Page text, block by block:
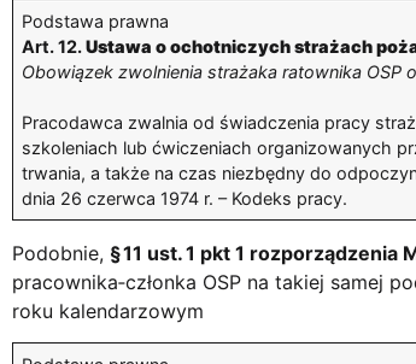
Podstawa prawna
Art. 12.Ustawa o ochotniczych strażach
Obowiązek zwolnienia strażaka ratownika OSP
Pracodawca zwalnia od świadczenia pracy
szkoleniach lub ćwiczeniach organizowanych
trwania, a także na czas niezbędny do
dnia 26 czerwca 1974 r. – Kodeks pracy.
Podobnie, § 11 ust. 1 pkt 1 rozporządzenia
pracownika‑członka OSP na takiej samej
roku kalendarzowym